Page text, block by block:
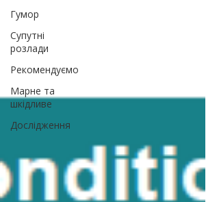
Гумор
Супутні
розлади
Рекомендуємо
Марне та
шкідливе
Дослідження